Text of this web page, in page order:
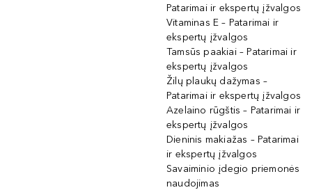
Patarimai ir ekspertų įžvalgos
Vitaminas E – Patarimai ir
ekspertų įžvalgos
Tamsūs paakiai – Patarimai ir
ekspertų įžvalgos
Žilų plaukų dažymas –
Patarimai ir ekspertų įžvalgos
Azelaino rūgštis – Patarimai ir
ekspertų įžvalgos
Dieninis makiažas – Patarimai
ir ekspertų įžvalgos
Savaiminio įdegio priemonės
naudojimas